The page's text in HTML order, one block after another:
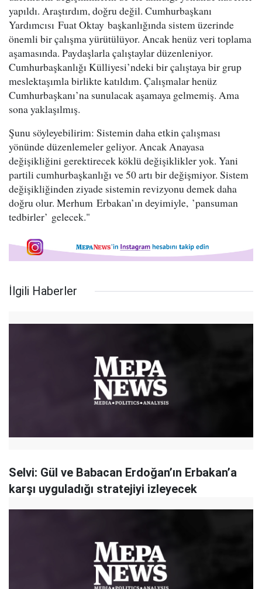
yapıldı. Araştırdım, doğru değil. Cumhurbaşkanı
Yardımcısı Fuat Oktay başkanlığında sistem üzerinde
önemli bir çalışma yürütülüyor. Ancak henüz veri toplama
aşamasında. Paydaşlarla çalıştaylar düzenleniyor.
Cumhurbaşkanlığı Külliyesi’ndeki bir çalıştaya bir grup
meslektaşımla birlikte katıldım. Çalışmalar henüz
Cumhurbaşkanı’na sunulacak aşamaya gelmemiş. Ama
sona yaklaşılmış.
Şunu söyleyebilirim: Sistemin daha etkin çalışması
yönünde düzenlemeler geliyor. Ancak Anayasa
değişikliğini gerektirecek köklü değişiklikler yok. Yani
partili cumhurbaşkanlığı ve 50 artı bir değişmiyor. Sistem
değişikliğinden ziyade sistemin revizyonu demek daha
doğru olur. Merhum Erbakan’ın deyimiyle, ’pansuman
tedbirler’ gelecek."
İlgili Haberler
Selvi: Gül ve Babacan Erdoğan’ın Erbakan’a
karşı uyguladığı stratejiyi izleyecek